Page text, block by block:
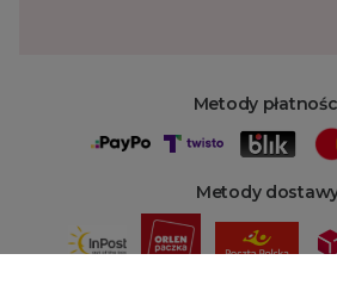
Metody
Metody